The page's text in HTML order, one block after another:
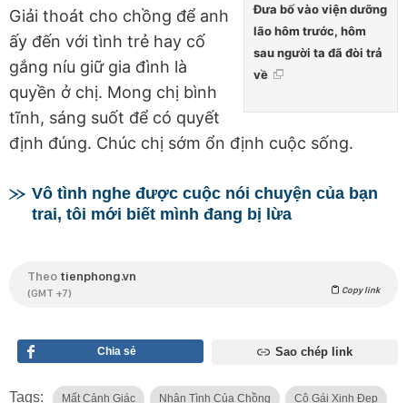
Đưa bố vào viện dưỡng
lão hôm trước, hôm
sau người ta đã đòi trả
về
Giải thoát cho chồng để anh
ấy đến với tình trẻ hay cố
gắng níu giữ gia đình là
quyền ở chị. Mong chị bình
tĩnh, sáng suốt để có quyết
định đúng. Chúc chị sớm ổn định cuộc sống.
Vô tình nghe được cuộc nói chuyện của bạn
trai, tôi mới biết mình đang bị lừa
Theo tienphong.vn
(GMT +7) Copy link
Chia sẻ Sao chép link
Tags: Mất Cảnh Giác Nhân Tình Của Chồng Cô Gái Xinh Đẹp